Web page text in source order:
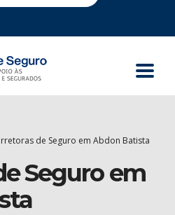
de Seguro em Abdon Batista
Seguro em